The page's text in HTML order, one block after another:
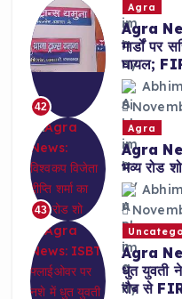
42
Agra
Agra
गार्डों पर
घायल;
43
Agra
Agra
भव्य रोड
Agra
धुत युवती
रौब से